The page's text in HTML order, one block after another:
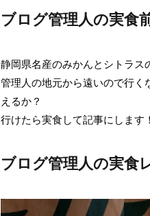
ブログ管理人の実食
静岡県名産のみかんとシトラス
管理人の地元から遠いので行く
えるか？
行けたら実食して記事にします
ブログ管理人の実食